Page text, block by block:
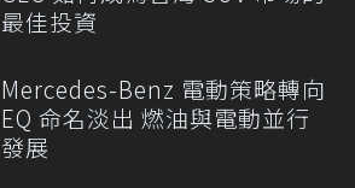
最佳投資
Mercedes-Benz 電動策略轉向
EQ 命名淡出 燃油與電動並行
發展